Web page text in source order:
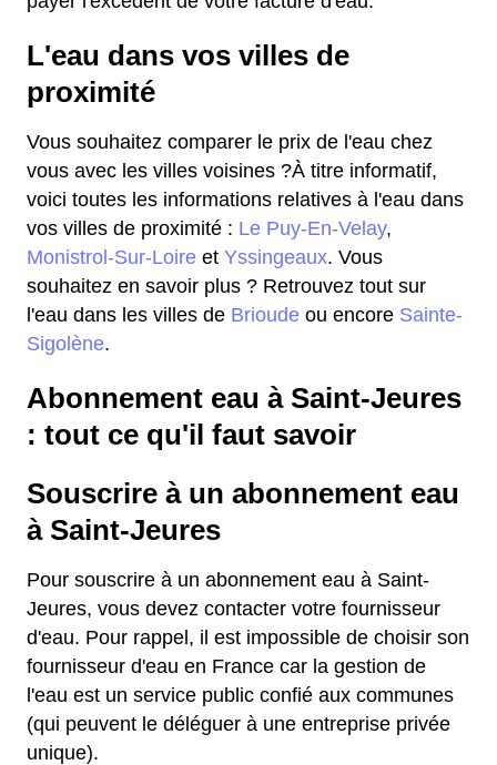
L'eau dans vos villes de
proximité
Vous souhaitez comparer le prix de l'eau chez
vous avec les villes voisines ?À titre informatif,
voici toutes les informations relatives à l'eau dans
vos villes de proximité : Le Puy-En-Velay,
Monistrol-Sur-Loire et Yssingeaux. Vous
souhaitez en savoir plus ? Retrouvez tout sur
l'eau dans les villes de Brioude ou encore Sainte-
Sigolène.
Abonnement eau à Saint-Jeures
: tout ce qu'il faut savoir
Souscrire à un abonnement eau
à Saint-Jeures
Pour souscrire à un abonnement eau à Saint-
Jeures, vous devez contacter votre fournisseur
d'eau. Pour rappel, il est impossible de choisir son
fournisseur d'eau en France car la gestion de
l'eau est un service public confié aux communes
(qui peuvent le déléguer à une entreprise privée
unique).